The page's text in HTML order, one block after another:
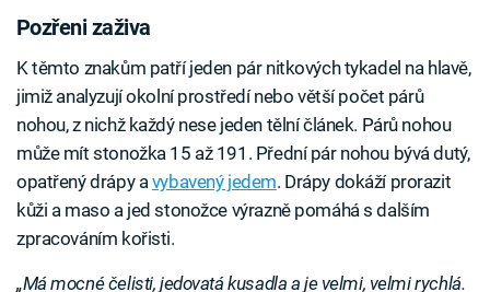
Pozřeni zaživa
K těmto znakům patří jeden pár nitkových tykadel na hlavě,
jimiž analyzují okolní prostředí nebo větší počet párů
nohou, z nichž každý nese jeden tělní článek. Párů nohou
může mít stonožka 15 až 191. Přední pár nohou bývá dutý,
opatřený drápy a vybavený jedem. Drápy dokáží prorazit
kůži a maso a jed stonožce výrazně pomáhá s dalším
zpracováním kořisti.
„Má mocné čelisti, jedovatá kusadla a je velmi, velmi rychlá.